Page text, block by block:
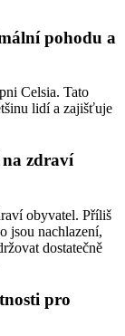
pohodu a
Celsia. Tato
lidí a zajišťuje
zdraví
obyvatel. Příliš
jsou nachlazení,
dostatečně
pro